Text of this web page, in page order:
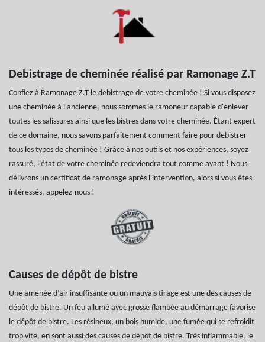
Debistrage de cheminée réalisé par Ramonage Z.T
Confiez à Ramonage Z.T le debistrage de votre cheminée ! Si vous disposez
une cheminée à l'ancienne, nous sommes le ramoneur capable d'enlever
toutes les salissures ainsi que les bistres dans votre cheminée. Étant expert
de ce domaine, nous savons parfaitement comment faire pour debistrer
tous les types de cheminée ! Grâce à nos outils et nos expériences, soyez
rassuré, l'état de votre cheminée redeviendra tout comme avant ! Nous
délivrons un certificat de ramonage après l'intervention, alors si vous êtes
intéressés, appelez-nous !
Causes de dépôt de bistre
Une amenée d’air insuffisante ou un mauvais tirage est une des causes de
dépôt de bistre. Un feu allumé avec grosse flambée au démarrage favorise
le dépôt de bistre. Les résineux, un bois humide, une fumée qui se refroidit
trop vite, en sont aussi des causes de dépôt de bistre. Très inflammable, le